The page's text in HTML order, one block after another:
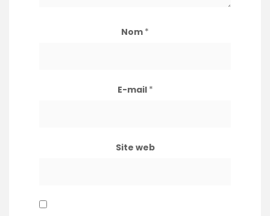
Nom *
E-mail *
Site web